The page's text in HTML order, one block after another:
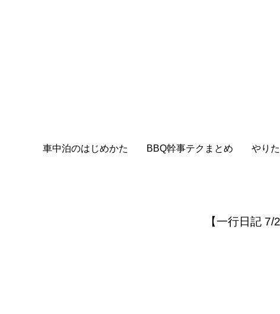
車中泊のはじめかた BBQ幹事テクまとめ やり
【一行日記